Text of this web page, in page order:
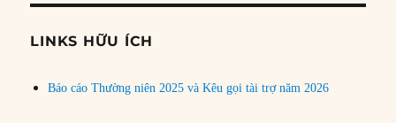
đề
LINKS HỮU ÍCH
Báo cáo Thường niên 2025 và Kêu gọi tài trợ năm 2026